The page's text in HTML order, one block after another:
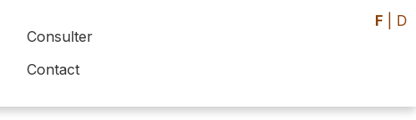
Consulter
Contact
F D